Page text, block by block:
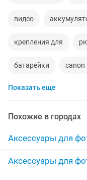
видео
крепления для
батарейки canon
canon 7
шнур от камера
сумки новые
Показать еще
Похожие в городах
Аксессуары для
Аксессуары для